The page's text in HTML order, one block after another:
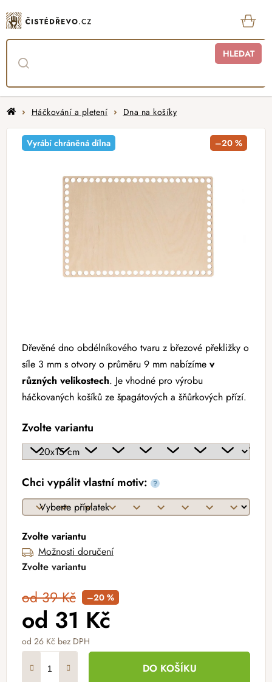
na
obsah
HLEDAT
DomůHáčkování a pletení Dna na košíky
Dřevěné dno obdélníkového tvaru z březové překližky o
síle 3 mm s otvory o průměru 9 mm nabízíme v
různých velikostech. Je vhodné pro výrobu
háčkovaných košíků ze špagátových a šňůrkových přízí.
Zvolte variantu
Chci vypálit vlastní motiv: ?
Zvolte variantu
Možnosti doručení
Zvolte variantu
od 39 Kč –20 %
od 31 Kč
od 26 Kč bez DPH
DO KOŠÍKU
Vyrábí chráněná dílna –20 %